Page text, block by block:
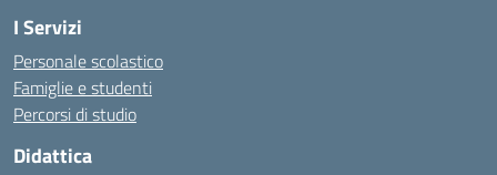
I Servizi
Personale scolastico
Famiglie e studenti
Percorsi di studio
Didattica